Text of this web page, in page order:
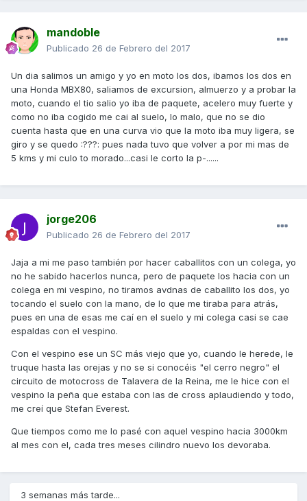
mandoble
Publicado 26 de Febrero del 2017
Un dia salimos un amigo y yo en moto los dos, ibamos los dos en
una Honda MBX80, saliamos de excursion, almuerzo y a probar la
moto, cuando el tio salio yo iba de paquete, acelero muy fuerte y
como no iba cogido me cai al suelo, lo malo, que no se dio
cuenta hasta que en una curva vio que la moto iba muy ligera, se
giro y se quedo :???: pues nada tuvo que volver a por mi mas de
5 kms y mi culo to morado...casi le corto la p-......
jorge206
Publicado 26 de Febrero del 2017
Jaja a mi me paso también por hacer caballitos con un colega, yo
no he sabido hacerlos nunca, pero de paquete los hacia con un
colega en mi vespino, no tiramos avdnas de caballito los dos, yo
tocando el suelo con la mano, de lo que me tiraba para atrás,
pues en una de esas me caí en el suelo y mi colega casi se cae
espaldas con el vespino.
Con el vespino ese un SC más viejo que yo, cuando le herede, le
truque hasta las orejas y no se si conocéis "el cerro negro" el
circuito de motocross de Talavera de la Reina, me le hice con el
vespino la peña que estaba con las de cross aplaudiendo y todo,
me creí que Stefan Everest.
Que tiempos como me lo pasé con aquel vespino hacia 3000km
al mes con el, cada tres meses cilindro nuevo los devoraba.
3 semanas más tarde...